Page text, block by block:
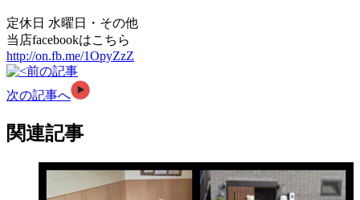
定休日 水曜日・その他
当店facebookはこちら
http://on.fb.me/1OpyZzZ
前の記事
次の記事へ
関連記事